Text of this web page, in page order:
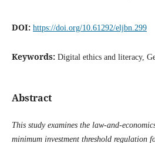
DOI: https://doi.org/10.61292/eljbn.299
Keywords: Digital ethics and literacy,
Abstract
This study examines the law-and-
minimum investment threshold regulation